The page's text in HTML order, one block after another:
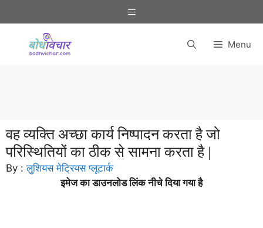
to
Menu
Menu
वह व्यक्ति अच्छा कार्य निष्पादन करता है जो
परिस्थितियों का ठीक से सामना करता है |
By :लुशियस मेट्रियस प्लूटार्क
इमेज का डाउनलोड लिंक नीचे दिया गया है